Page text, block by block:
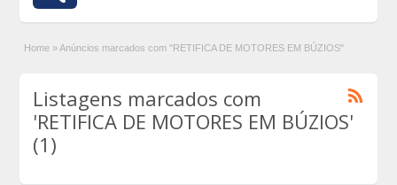
Home » Anúncios marcados com "RETIFICA DE MOTORES EM BÚZIOS"
Listagens marcados com
'RETIFICA DE MOTORES EM BÚZIOS'
(1)